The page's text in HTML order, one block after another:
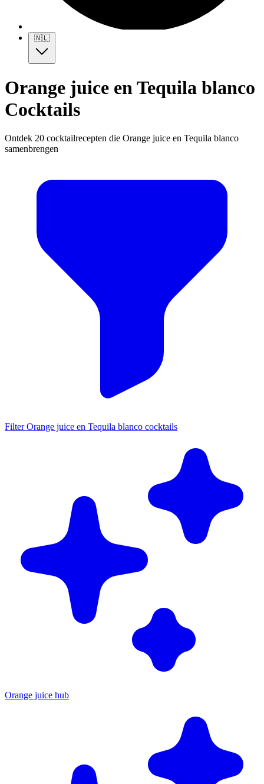
🇳🇱
Orange juice en Tequila blanco
Cocktails
Ontdek 20 cocktailrecepten die Orange juice en Tequila blanco
samenbrengen
Filter Orange juice en Tequila blanco cocktails
Orange juice hub